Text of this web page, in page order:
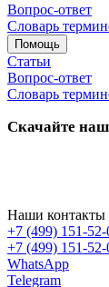
Вопрос-ответ
Словарь
Помощь
Статьи
Вопрос-ответ
Словарь
Скачайте
Наши контакты
+7 (499) 151-52-
+7 (499) 151-52-
WhatsApp
Telegram